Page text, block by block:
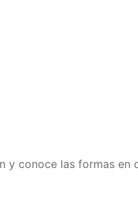
y conoce las formas en